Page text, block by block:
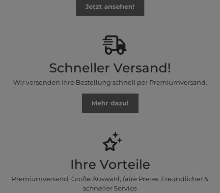
Jetzt ansehen!
Schneller Versand!
Wir versenden Ihre Bestellung schnell per Premiumversand.
Mehr dazu!
Ihre Vorteile
Premiumversand, Große Auswahl, faire Preise, Freundlicher &
schneller Service